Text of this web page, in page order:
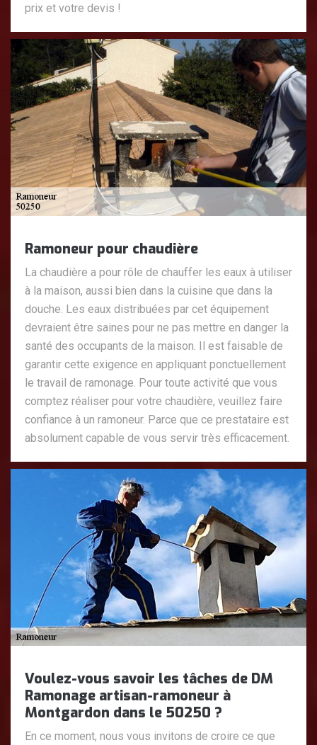
prix et votre devis !
Ramoneur pour chaudière
La chaudière a pour rôle de chauffer les eaux à utiliser
à la maison, aussi bien dans la cuisine que dans la
douche. Les eaux distribuées par cet équipement
devraient être saines pour ne pas mettre en danger la
santé des occupants de la maison. Il est faisable de
garantir cette exigence en appliquant ponctuellement
le travail de ramonage. Pour toute activité que vous
comptez réaliser pour votre chaudière, veuillez faire
confiance à un ramoneur. Parce que ce prestataire est
absolument capable de vous servir très efficacement.
Voulez-vous savoir les tâches de DM
Ramonage artisan-ramoneur à
Montgardon dans le 50250 ?
En ce moment, nous vous invitons de croire ce que